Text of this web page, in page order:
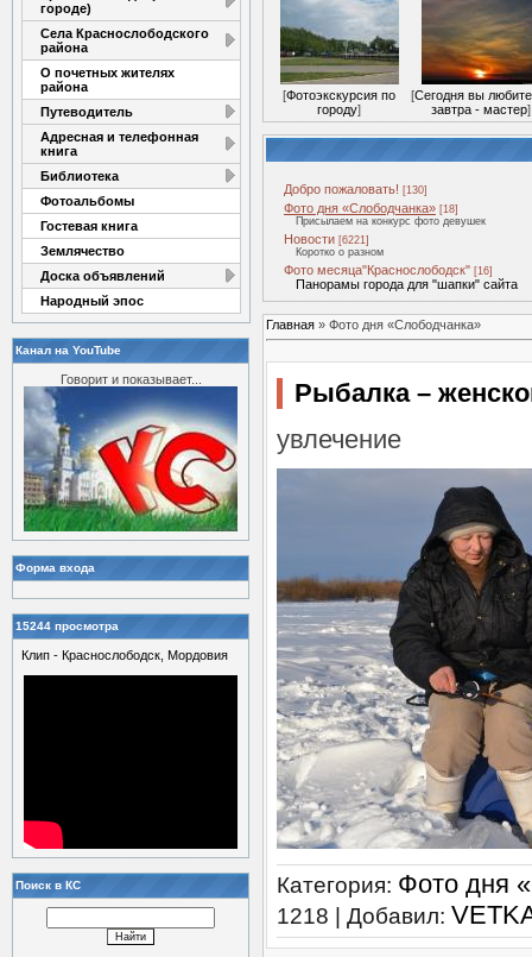
городе)
Села Краснослободского
района
О почетных жителях
района
Путеводитель
Адресная и телефонная
книга
Библиотека
Фотоальбомы
Гостевая книга
Землячество
Доска объявлений
Народный эпос
Канал на YouTube
Говорит и показывает...
Форма входа
15244 просмотра
Клип - Краснослободск, Мордовия
Поиск в КС
[Фотоэкскурсия по
городу]
[Сегодня вы
завтра - мастер]
Добро пожаловать! [130]
Фото дня «Слободчанка» [18]
Присылаем на конкурс фото девушек
Новости [6221]
Коротко о разном
Фото месяца"Краснослободск" [16]
Панорамы города для "шапки" сайта
Главная » Фото дня «Слободчанка»
Рыбалка –
увлечение
Категория: Фото дня
1218 | Добавил: